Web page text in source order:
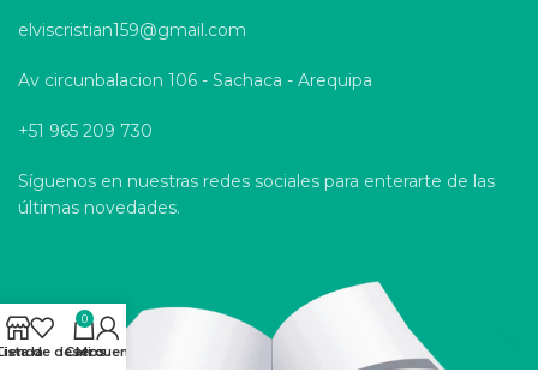
elviscristian159@gmail.com
Av circunbalacion 106 - Sachaca - Arequipa
+51 965 209 730
Síguenos en nuestras redes sociales para enterarte de las
últimas novedades.
de deseos
0
Carro
Mi cuenta